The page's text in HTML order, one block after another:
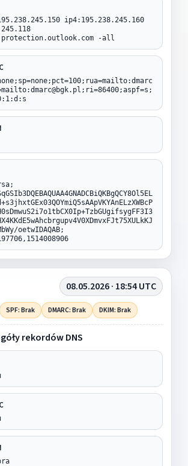
ip4:195.238.245.160
-all
oetwIDAQAB;
08.05.2026 · 18:54 UTC
SPF: Brak DMARC: Brak DKIM: Brak
rekordów DNS